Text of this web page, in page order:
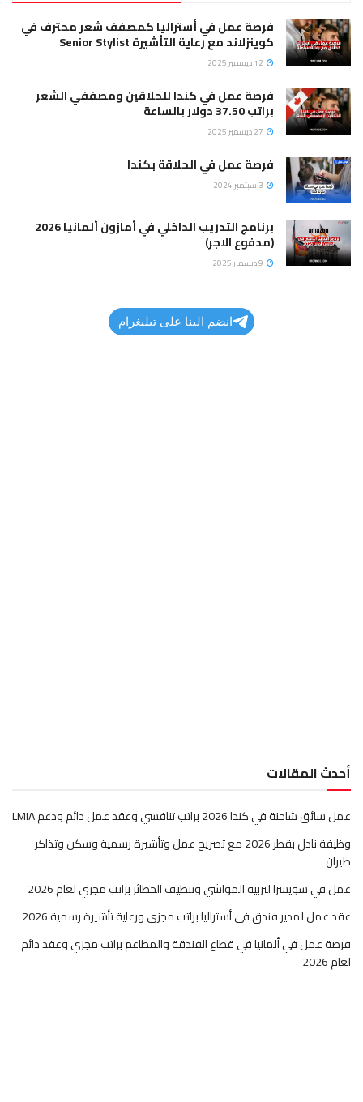
فرصة عمل في أستراليا كمصفف شعر محترف في
كوينزلاند مع رعاية التأشيرة Senior Stylist
فرصة عمل في كندا للحلاقين ومصففي الشعر
براتب 37.50 دولار بالساعة
فرصة عمل في الحلاقة بكندا
برنامج التدريب الداخلي في أمازون ألمانيا 2026
(مدفوع الاجر)
انضم الينا على تيليغرام
أحدث المقالات
عمل سائق شاحنة في كندا 2026 براتب تنافسي وعقد عمل دائم ودعم LMIA
وظيفة نادل بقطر 2026 مع تصريح عمل وتأشيرة رسمية وسكن وتذاكر
طيران
عمل في سويسرا لتربية المواشي وتنظيف الحظائر براتب مجزي لعام 2026
عقد عمل لمدير فندق في أستراليا براتب مجزي ورعاية تأشيرة رسمية 2026
فرصة عمل في ألمانيا في قطاع الفندقة والمطاعم براتب مجزي وعقد دائم
لعام 2026